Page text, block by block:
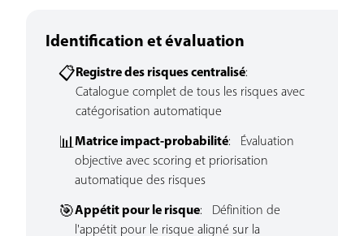
Identification et évaluation
📋Registre des risques centralisé:
Catalogue complet de tous les risques avec
catégorisation automatique
📊Matrice impact-probabilité: Évaluation
objective avec scoring et priorisation
automatique des risques
🎯Appétit pour le risque: Définition de
l'appétit pour le risque aligné sur la